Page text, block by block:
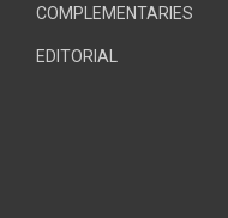
COMPLEMENTARIES
EDITORIAL